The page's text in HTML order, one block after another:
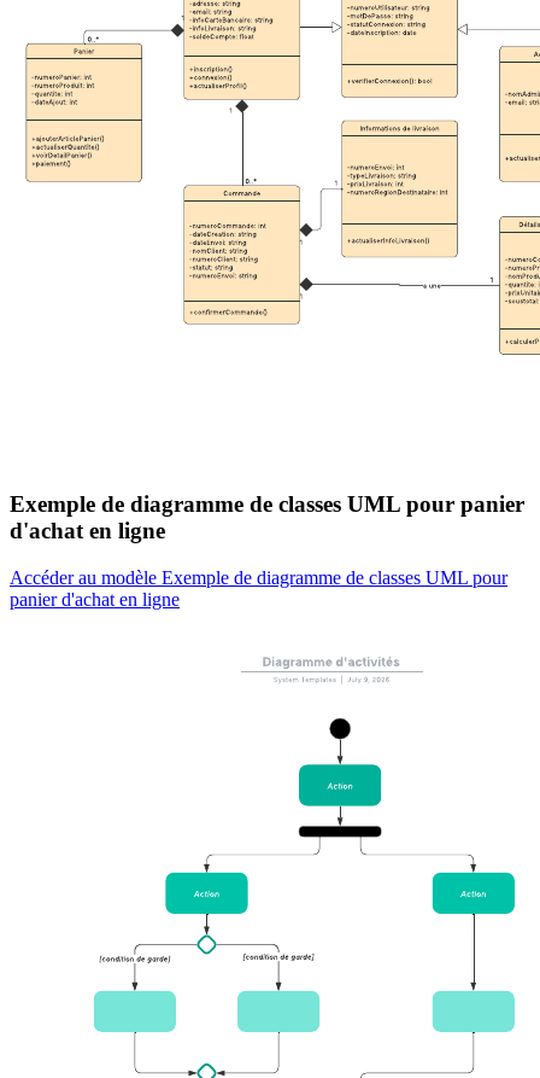
Exemple de diagramme de classes UML pour panier
d'achat en ligne
Accéder au modèle Exemple de diagramme de classes UML pour
panier d'achat en ligne